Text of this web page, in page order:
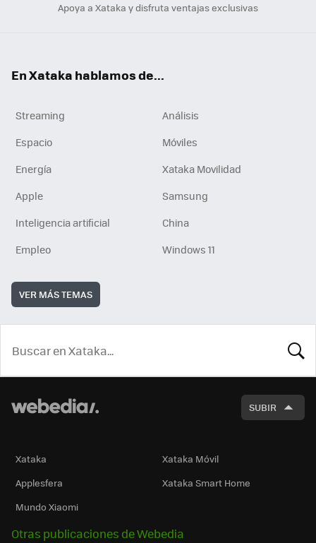
Apoya a Xataka y disfruta ventajas exclusivas
En Xataka hablamos de...
Streaming
Análisis
Espacio
Móviles
Energía
Xataka Movilidad
Apple
Samsung
Inteligencia artificial
China
Empleo
Windows 11
VER MÁS TEMAS
SUBIR
Xataka
Xataka Móvil
Applesfera
Xataka Smart Home
Mundo Xiaomi
Otras publicaciones de Webedia